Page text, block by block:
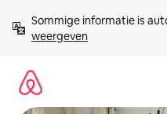
direct
naar
Sommige informatie is
weergeven